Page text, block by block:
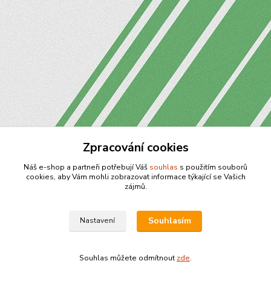
Zpracování cookies
Náš e-shop a partneři potřebují Váš souhlas s použitím souborů
cookies, aby Vám mohli zobrazovat informace týkající se Vašich
zájmů.
Nastavení Souhlasím
Souhlas můžete odmítnout zde.